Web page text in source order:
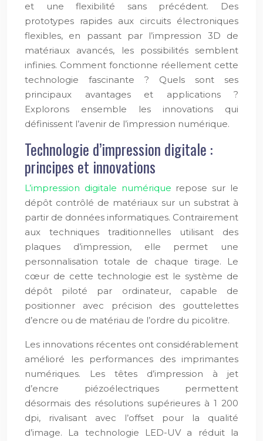
et une flexibilité sans précédent. Des
prototypes rapides aux circuits électroniques
flexibles, en passant par l’impression 3D de
matériaux avancés, les possibilités semblent
infinies. Comment fonctionne réellement cette
technologie fascinante ? Quels sont ses
principaux avantages et applications ?
Explorons ensemble les innovations qui
définissent l’avenir de l’impression numérique.
Technologie d’impression digitale :
principes et innovations
L’impression digitale numérique repose sur le
dépôt contrôlé de matériaux sur un substrat à
partir de données informatiques. Contrairement
aux techniques traditionnelles utilisant des
plaques d’impression, elle permet une
personnalisation totale de chaque tirage. Le
cœur de cette technologie est le système de
dépôt piloté par ordinateur, capable de
positionner avec précision des gouttelettes
d’encre ou de matériau de l’ordre du picolitre.
Les innovations récentes ont considérablement
amélioré les performances des imprimantes
numériques. Les têtes d’impression à jet
d’encre piézoélectriques permettent
désormais des résolutions supérieures à 1 200
dpi, rivalisant avec l’offset pour la qualité
d’image. La technologie LED-UV a réduit la